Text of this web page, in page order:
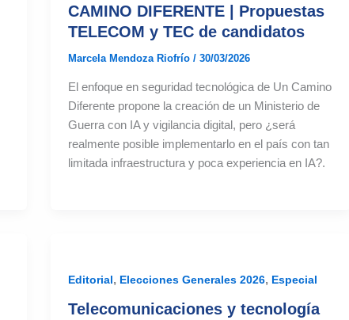
CAMINO DIFERENTE | Propuestas
TELECOM y TEC de candidatos
Marcela Mendoza Riofrío/30/03/2026
El enfoque en seguridad tecnológica de Un Camino
Diferente propone la creación de un Ministerio de
Guerra con IA y vigilancia digital, pero ¿será
realmente posible implementarlo en el país con tan
limitada infraestructura y poca experiencia en IA?.
Editorial, Elecciones Generales 2026, Especial
Telecomunicaciones y tecnología